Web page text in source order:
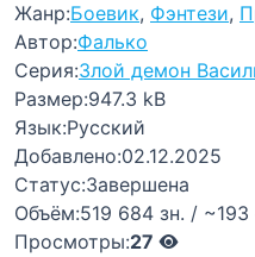
Жанр:Боевик, Фэнтези,
Автор:Фалько
Серия:Злой демон
Размер:947.3 kB
Язык:Русский
Добавлено:02.12.2025
Статус:Завершена
Объём:519 684 зн. / ~193
Просмотры:27